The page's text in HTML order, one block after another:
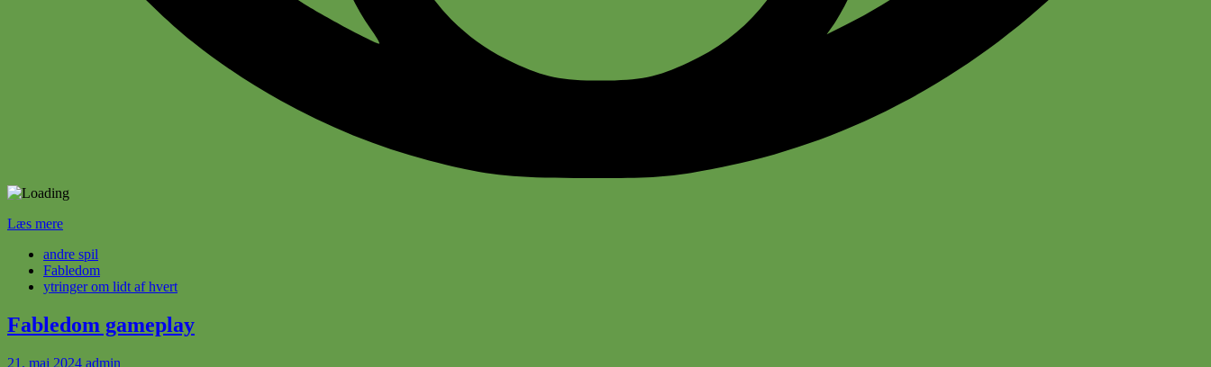
Læs mere
andre spil
Fabledom
ytringer om lidt af hvert
Fabledom gameplay
21. maj 2024 admin